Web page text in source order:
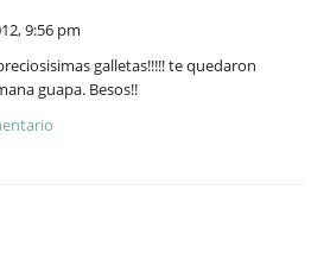
9:56 pm
galletas!!!!! te quedaron
guapa. Besos!!